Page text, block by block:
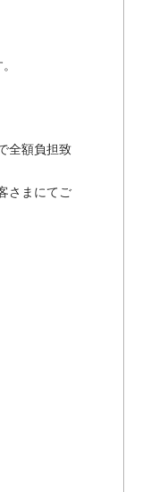
全額負担致
さまにてご